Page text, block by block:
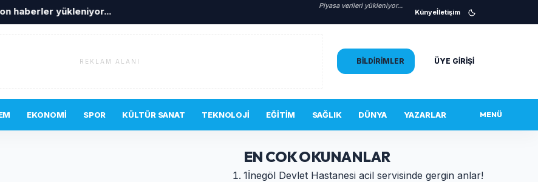
haberler yükleniyor... Piyasa verileri yükleniyor...
Künyeİletişim
REKLAM ALANI BILDIRIMLER ÜYE GIRIŞI
EKONOMI SPOR KÜLTÜR SANAT TEKNOLOJI EĞITIM SAĞLIK DÜNYA YAZARLAR MENÜ
EN COK OKUNANLAR
1İnegöl Devlet Hastanesi acil servisinde gergin anlar!